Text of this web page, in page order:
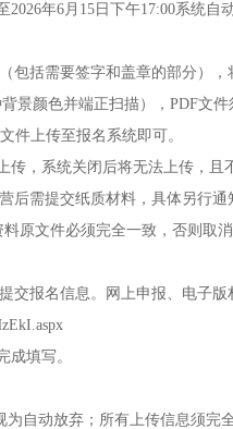
2026年6月15日下午17:00系统自
包括需要签字和盖章的部分）
景颜色并端正扫描），PDF文
件上传至报名系统即可。
传，系统关闭后将无法上传，且
后需提交纸质材料，具体另行通
原文件必须完全一致，否则取
交报名信息。网上申报、电子
成填写。
自动放弃；所有上传信息须完